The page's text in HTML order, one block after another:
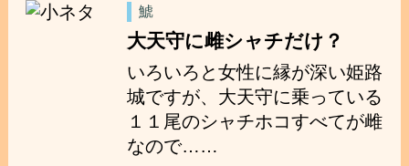
鯱
大天守に雌シャチだけ？
いろいろと女性に縁が深い姫路
城ですが、大天守に乗っている
１１尾のシャチホコすべてが雌
なので……